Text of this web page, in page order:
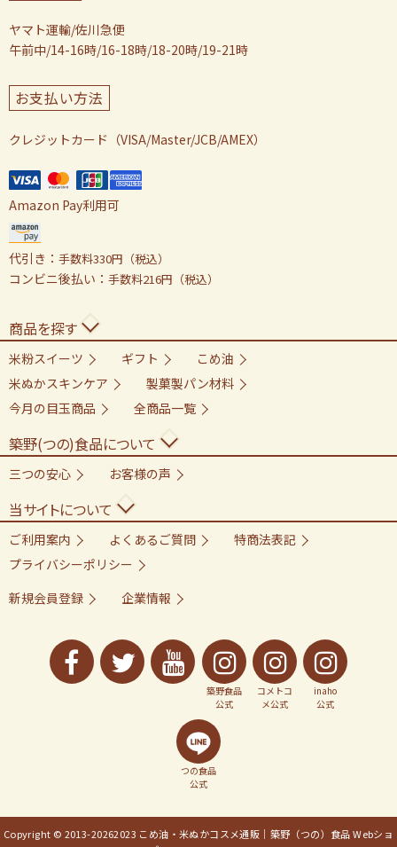
ヤマト運輸/佐川急便
午前中/14-16時/16-18時/18-20時/19-21時
お支払い方法
クレジットカード（VISA/Master/JCB/AMEX）
Amazon Pay利用可
代引き： 手数料330円（税込）
コンビニ後払い： 手数料216円（税込）
商品を探す
米粉スイーツ ギフト
こめ油
米ぬかスキンケア
製菓製パン材料
今月の目玉商品
全商品一覧
築野(つの)食品について
三つの安心 お客様の声
当サイトについて
ご利用案内 よくあるご質問
特商法表記
プライバシーポリシー
新規会員登録
企業情報
築野食品
公式
コメトコ
メ公式
inaho
公式
つの食品
公式
Copyright © 2013-20262023 こめ油・米ぬかコスメ通販｜築野（つの）食品 Webショ